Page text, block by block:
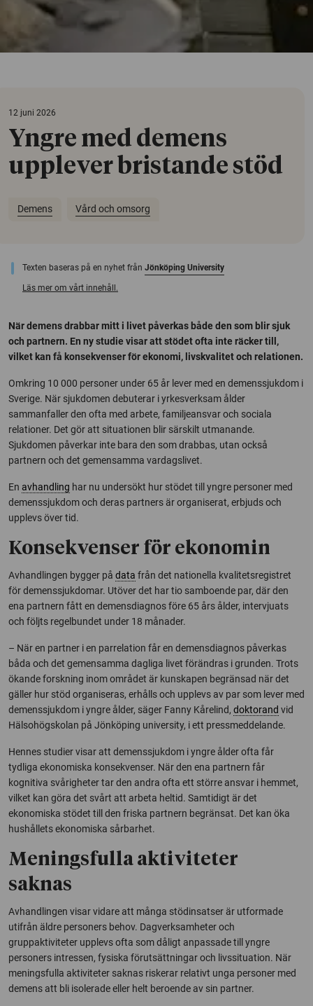
12 juni 2026
Yngre med demens
upplever bristande stöd
Demens Vård och omsorg
Texten baseras på en nyhet från Jönköping University
Läs mer om vårt innehåll.
När demens drabbar mitt i livet påverkas både den som blir sjuk
och partnern. En ny studie visar att stödet ofta inte räcker till,
vilket kan få konsekvenser för ekonomi, livskvalitet och relationen.
Omkring 10 000 personer under 65 år lever med en demenssjukdom i
Sverige. När sjukdomen debuterar i yrkesverksam ålder
sammanfaller den ofta med arbete, familjeansvar och sociala
relationer. Det gör att situationen blir särskilt utmanande.
Sjukdomen påverkar inte bara den som drabbas, utan också
partnern och det gemensamma vardagslivet.
En avhandling har nu undersökt hur stödet till yngre personer med
demenssjukdom och deras partners är organiserat, erbjuds och
upplevs över tid.
Konsekvenser för ekonomin
Avhandlingen bygger på data från det nationella kvalitetsregistret
för demenssjukdomar. Utöver det har tio samboende par, där den
ena partnern fått en demensdiagnos före 65 års ålder, intervjuats
och följts regelbundet under 18 månader.
– När en partner i en parrelation får en demensdiagnos påverkas
båda och det gemensamma dagliga livet förändras i grunden. Trots
ökande forskning inom området är kunskapen begränsad när det
gäller hur stöd organiseras, erhålls och upplevs av par som lever med
demenssjukdom i yngre ålder, säger Fanny Kårelind, doktorand vid
Hälsohögskolan på Jönköping university, i ett pressmeddelande.
Hennes studier visar att demenssjukdom i yngre ålder ofta får
tydliga ekonomiska konsekvenser. När den ena partnern får
kognitiva svårigheter tar den andra ofta ett större ansvar i hemmet,
vilket kan göra det svårt att arbeta heltid. Samtidigt är det
ekonomiska stödet till den friska partnern begränsat. Det kan öka
hushållets ekonomiska sårbarhet.
Meningsfulla aktiviteter
saknas
Avhandlingen visar vidare att många stödinsatser är utformade
utifrån äldre personers behov. Dagverksamheter och
gruppaktiviteter upplevs ofta som dåligt anpassade till yngre
personers intressen, fysiska förutsättningar och livssituation. När
meningsfulla aktiviteter saknas riskerar relativt unga personer med
demens att bli isolerade eller helt beroende av sin partner.